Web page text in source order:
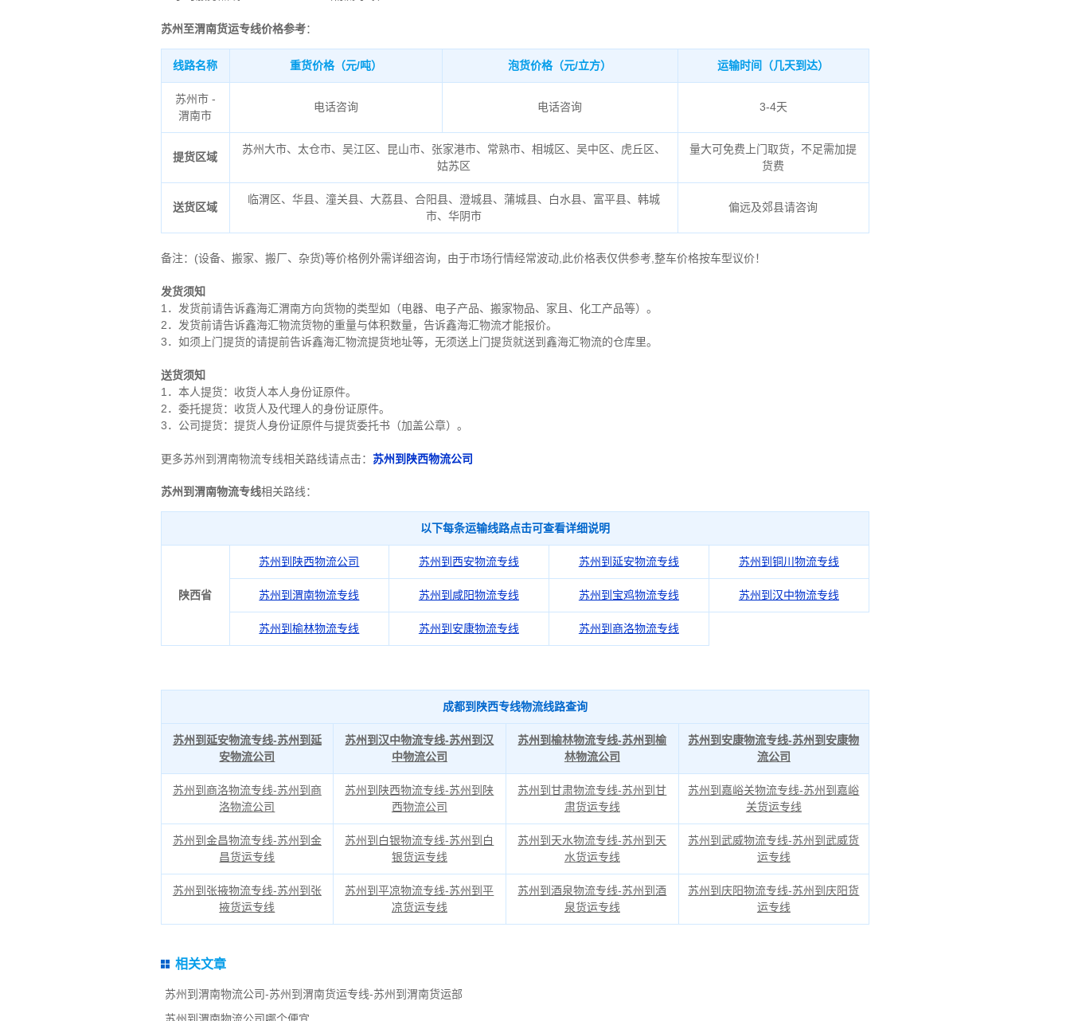
苏州至渭南货运专线价格参考：
线路名称 重货价格（元/吨） 泡货价格（元/立方） 运输时间（几天到达）
苏州市 -
渭南市
电话咨询 电话咨询 3-4天
提货区域
苏州大市、太仓市、吴江区、昆山市、张家港市、常熟市、相城区、吴中区、虎丘区、
姑苏区
量大可免费上门取货，不足需加提
货费
送货区域
临渭区、华县、潼关县、大荔县、合阳县、澄城县、蒲城县、白水县、富平县、韩城
市、华阴市
偏远及郊县请咨询
备注： (设备、搬家、搬厂、杂货)等价格例外需详细咨询，由于市场行情经常波动,此价格表仅供参考,整车价格按车型议价！
发货须知
1．发货前请告诉鑫海汇渭南方向货物的类型如（电器、电子产品、搬家物品、家且、化工产品等）。
2．发货前请告诉鑫海汇物流货物的重量与体积数量，告诉鑫海汇物流才能报价。
3．如须上门提货的请提前告诉鑫海汇物流提货地址等，无须送上门提货就送到鑫海汇物流的仓库里。
送货须知
1．本人提货：收货人本人身份证原件。
2．委托提货：收货人及代理人的身份证原件。
3．公司提货：提货人身份证原件与提货委托书（加盖公章）。
更多苏州到渭南物流专线相关路线请点击： 苏州到陕西物流公司
苏州到渭南物流专线相关路线：
以下每条运输线路点击可查看详细说明
陕西省
苏州到陕西物流公司 苏州到西安物流专线 苏州到延安物流专线 苏州到铜川物流专线
苏州到渭南物流专线 苏州到咸阳物流专线 苏州到宝鸡物流专线 苏州到汉中物流专线
苏州到榆林物流专线 苏州到安康物流专线 苏州到商洛物流专线
成都到陕西专线物流线路查询
苏州到延安物流专线-苏州到延
安物流公司
苏州到汉中物流专线-苏州到汉
中物流公司
苏州到榆林物流专线-苏州到榆
林物流公司
苏州到安康物流专线-苏州到安康物
流公司
苏州到商洛物流专线-苏州到商
洛物流公司
苏州到陕西物流专线-苏州到陕
西物流公司
苏州到甘肃物流专线-苏州到甘
肃货运专线
苏州到嘉峪关物流专线-苏州到嘉峪
关货运专线
苏州到金昌物流专线-苏州到金
昌货运专线
苏州到白银物流专线-苏州到白
银货运专线
苏州到天水物流专线-苏州到天
水货运专线
苏州到武威物流专线-苏州到武威货
运专线
苏州到张掖物流专线-苏州到张
掖货运专线
苏州到平凉物流专线-苏州到平
凉货运专线
苏州到酒泉物流专线-苏州到酒
泉货运专线
苏州到庆阳物流专线-苏州到庆阳货
运专线
相关文章
苏州到渭南物流公司-苏州到渭南货运专线-苏州到渭南货运部